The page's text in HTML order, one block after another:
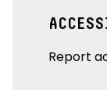
Report